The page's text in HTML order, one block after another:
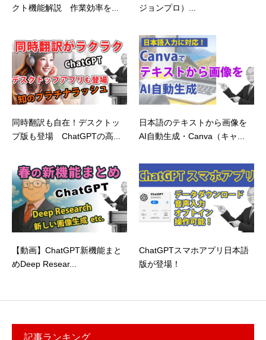
クト機能解説 作業効率を...
ジョンプロ）...
同時翻訳も自在！デスクトッ
プ版も登場 ChatGPTの高...
日本語のテキストから画像を
AI自動生成・Canva（キャ...
【動画】ChatGPT新機能まと
めDeep Resear...
ChatGPTスマホアプリ日本語
版が登場！
記事ランキング